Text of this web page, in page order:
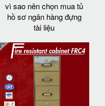
vì sao nên chọn mua tủ
hồ sơ ngân hàng đựng
tài liệu